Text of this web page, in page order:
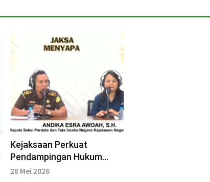
Kejaksaan Perkuat
Pendampingan Hukum
Pemerintah
28 Mei 2026